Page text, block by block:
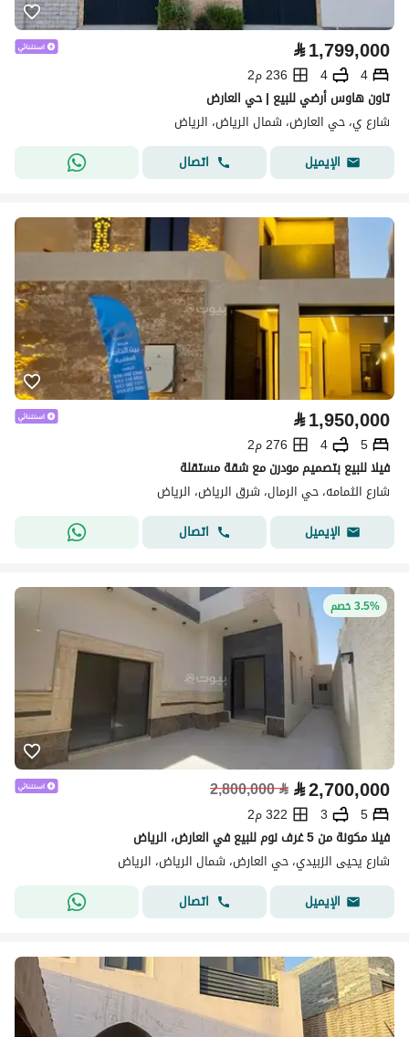
⃁1,799,000
4
4
236 م2
تاون هاوس أرضي للبيع | حي العارض
شارع ي، حي العارض، شمال الرياض، الرياض
الإيميل
اتصال
⃁1,950,000
5
4
276 م2
فيلا للبيع بتصميم مودرن مع شقة مستقلة
شارع الثمامه، حي الرمال، شرق الرياض، الرياض
الإيميل
اتصال
3.5% خصم
⃁2,700,000
⃁
2,800,000
5
3
322 م2
فيلا مكونة من 5 غرف نوم للبيع في العارض، الرياض
شارع يحيى الزبيدي، حي العارض، شمال الرياض، الرياض
الإيميل
اتصال